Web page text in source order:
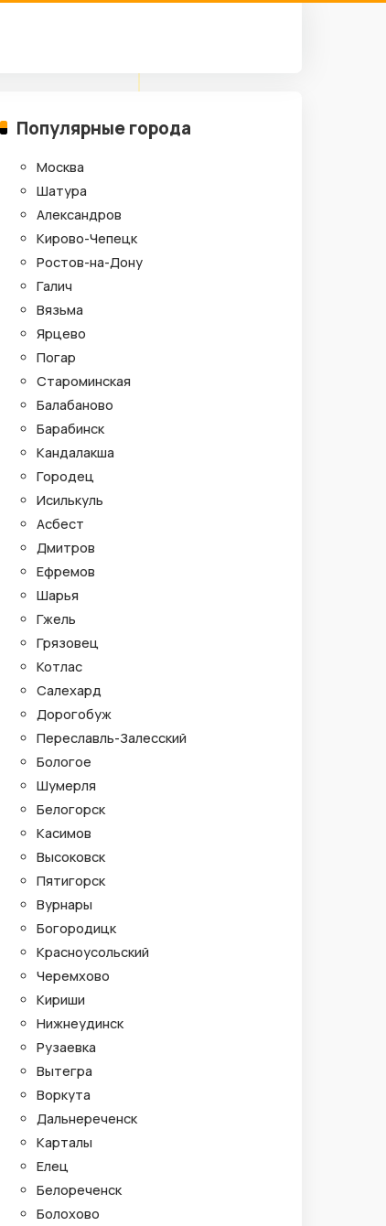
Популярные города
Москва
Шатура
Александров
Кирово-Чепецк
Ростов-на-Дону
Галич
Вязьма
Ярцево
Погар
Староминская
Балабаново
Барабинск
Кандалакша
Городец
Исилькуль
Асбест
Дмитров
Ефремов
Шарья
Гжель
Грязовец
Котлас
Салехард
Дорогобуж
Переславль-Залесский
Бологое
Шумерля
Белогорск
Касимов
Высоковск
Пятигорск
Вурнары
Богородицк
Красноусольский
Черемхово
Кириши
Нижнеудинск
Рузаевка
Вытегра
Воркута
Дальнереченск
Карталы
Елец
Белореченск
Болохово